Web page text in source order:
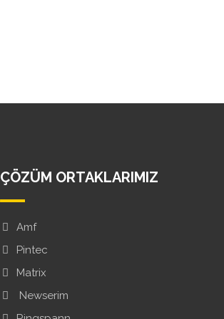
ÇÖZÜM ORTAKLARIMIZ
Amf
Pintec
Matrix
Newserim